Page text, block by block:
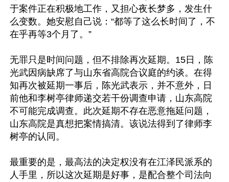
于案件正在积极地工作，又担心夜长梦多，发生什
么变数。她安慰自己说：“都等了这么长时间了，不
在乎再等3个月了。”
无罪只是时间问题，但不排除再次延期。15日，陈
光武因病缺席了与山东省高院合议庭的约谈。在得
知再次被延期一事后，陈光武表示，并不意外，日
前他和李树亭律师递交若干份调查申请，山东高院
不可能完成调查。此次延期不存在恶意拖延问题，
山东高院是真想把案情搞清。该说法得到了律师李
树亭的认同。
最重要的是，最高法的决定权没有在江泽民派系的
人手里，所以这次延期是好事，是配合整个司法向